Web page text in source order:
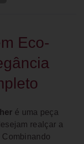
Eco-
é uma peça
realçar a